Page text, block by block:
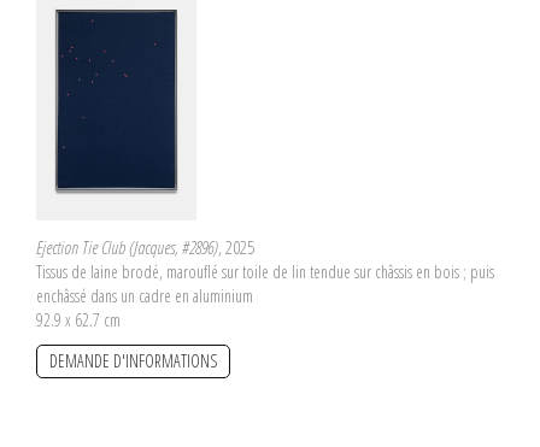
Ejection Tie Club (Jacques, #2896), 2025
Tissus de laine brodé, marouflé sur toile de lin tendue sur châssis en bois ; puis
enchâssé dans un cadre en aluminium
92.9 x 62.7 cm
DEMANDE D'INFORMATIONS